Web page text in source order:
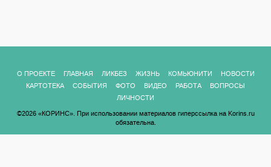
О ПРОЕКТЕ ГЛАВНАЯ ЛИКБЕЗ ЖИЗНЬ КОМЬЮНИТИ
НОВОСТИ
КАРТОТЕКА
СОБЫТИЯ ФОТО ВИДЕО РАБОТА
ВОПРОСЫ
ЛИЧНОСТИ
©2026 «КОРИНС». При использовании материалов гиперссылка на Korins.ru
обязательна.